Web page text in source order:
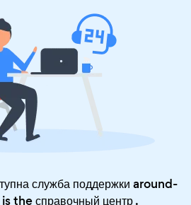
служба поддержки around-
theсправочный центр.